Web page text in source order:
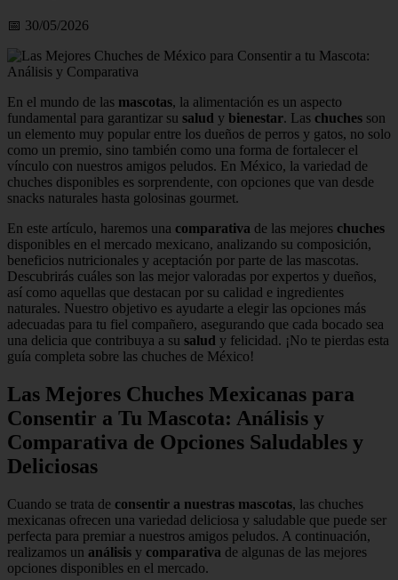
📅 30/05/2026
En el mundo de las mascotas, la alimentación es un aspecto
fundamental para garantizar su salud y bienestar. Las chuches son
un elemento muy popular entre los dueños de perros y gatos, no solo
como un premio, sino también como una forma de fortalecer el
vínculo con nuestros amigos peludos. En México, la variedad de
chuches disponibles es sorprendente, con opciones que van desde
snacks naturales hasta golosinas gourmet.
En este artículo, haremos una comparativa de las mejores chuches
disponibles en el mercado mexicano, analizando su composición,
beneficios nutricionales y aceptación por parte de las mascotas.
Descubrirás cuáles son las mejor valoradas por expertos y dueños,
así como aquellas que destacan por su calidad e ingredientes
naturales. Nuestro objetivo es ayudarte a elegir las opciones más
adecuadas para tu fiel compañero, asegurando que cada bocado sea
una delicia que contribuya a su salud y felicidad. ¡No te pierdas esta
guía completa sobre las chuches de México!
Las Mejores Chuches Mexicanas para
Consentir a Tu Mascota: Análisis y
Comparativa de Opciones Saludables y
Deliciosas
Cuando se trata de consentir a nuestras mascotas, las chuches
mexicanas ofrecen una variedad deliciosa y saludable que puede ser
perfecta para premiar a nuestros amigos peludos. A continuación,
realizamos un análisis y comparativa de algunas de las mejores
opciones disponibles en el mercado.